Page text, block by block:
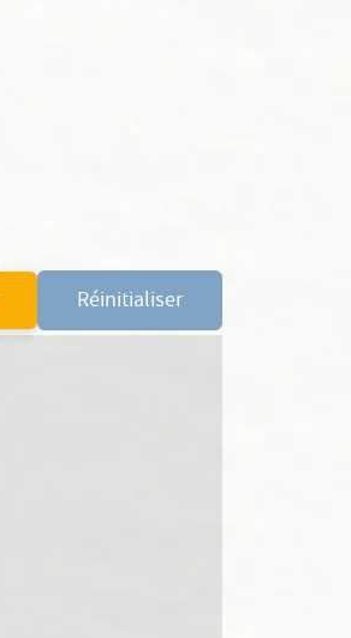
Réinitialiser